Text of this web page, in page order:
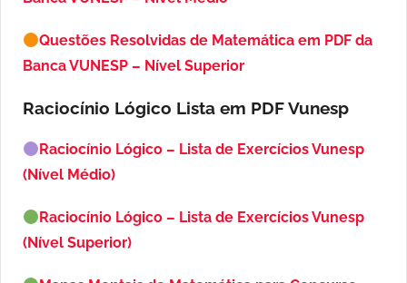
Questões Resolvidas de Matemática em PDF da
Banca VUNESP – Nível Superior
Raciocínio Lógico Lista em PDFVunesp
Raciocínio Lógico – Lista de Exercícios Vunesp
(Nível Médio)
Raciocínio Lógico – Lista de Exercícios Vunesp
(Nível Superior)